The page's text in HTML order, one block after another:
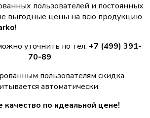
пользователей и постоянных
выгодные цены на всю продукцию
!
уточнить по тел. +7 (499) 391-
70-89
пользователям скидка
автоматически.
качество по идеальной цене!